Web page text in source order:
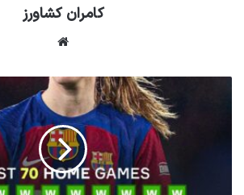
کامران کشاورز